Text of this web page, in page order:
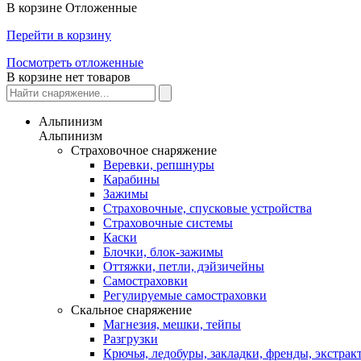
В корзине Отложенные
Перейти в корзину
Посмотреть отложенные
В корзине нет товаров
Альпинизм
Альпинизм
Страховочное снаряжение
Веревки, репшнуры
Карабины
Зажимы
Страховочные, спусковые устройства
Страховочные системы
Каски
Блочки, блок-зажимы
Оттяжки, петли, дэйзичейны
Самостраховки
Регулируемые самостраховки
Скальное снаряжение
Магнезия, мешки, тейпы
Разгрузки
Крючья, ледобуры, закладки, френды,